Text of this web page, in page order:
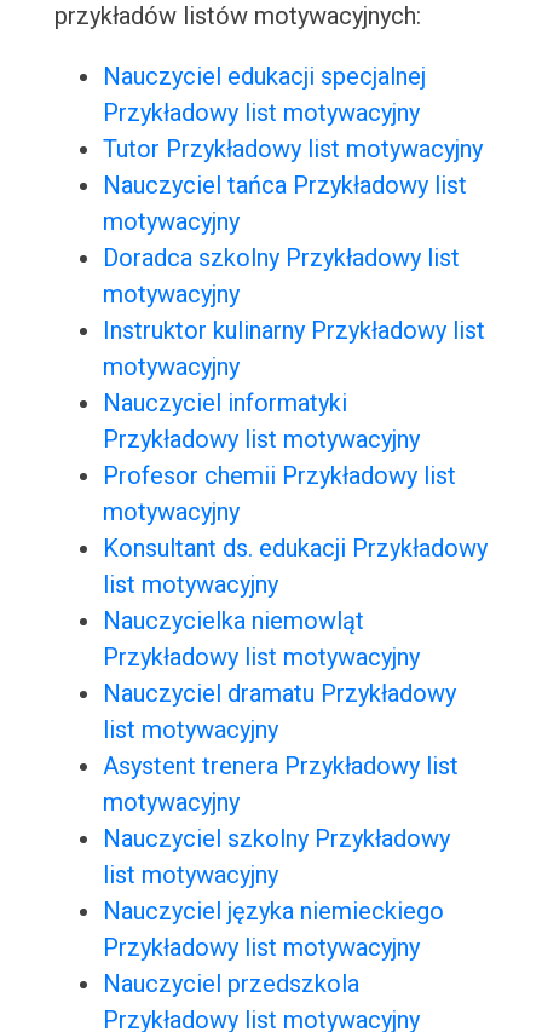
przykładów listów motywacyjnych:
Nauczyciel edukacji specjalnej
Przykładowy list motywacyjny
Tutor Przykładowy list motywacyjny
Nauczyciel tańca Przykładowy list
motywacyjny
Doradca szkolny Przykładowy list
motywacyjny
Instruktor kulinarny Przykładowy list
motywacyjny
Nauczyciel informatyki
Przykładowy list motywacyjny
Profesor chemii Przykładowy list
motywacyjny
Konsultant ds. edukacji Przykładowy
list motywacyjny
Nauczycielka niemowląt
Przykładowy list motywacyjny
Nauczyciel dramatu Przykładowy
list motywacyjny
Asystent trenera Przykładowy list
motywacyjny
Nauczyciel szkolny Przykładowy
list motywacyjny
Nauczyciel języka niemieckiego
Przykładowy list motywacyjny
Nauczyciel przedszkola
Przykładowy list motywacyjny